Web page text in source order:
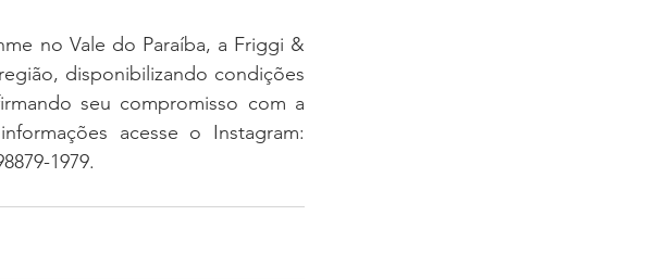
no Vale do Paraíba, a Friggi &
disponibilizando condições
seu compromisso com a
acesse o Instagram:
1979.